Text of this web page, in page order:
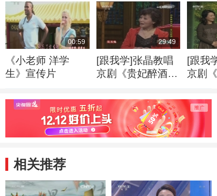
00:59
《小老师 洋学
生》宣传片
29:49
[跟我学]张晶教唱
京剧《贵妃醉酒》
[跟我
京剧
相关推荐